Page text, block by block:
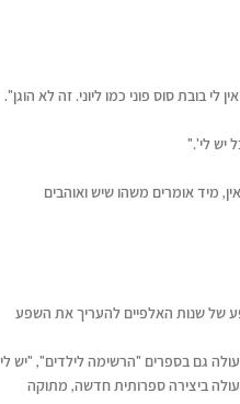
לי בובת סוס פוני כמו ליוני. זה לא הוגן".
יש לי'."
מיד אומרים משהו שיש ואוהבים
של שנות האלפיים להעריך את השפע
גם בספרים "הרשימה לילדים", "יש לי
ביצירה ספרותית חדשה, מתוקה